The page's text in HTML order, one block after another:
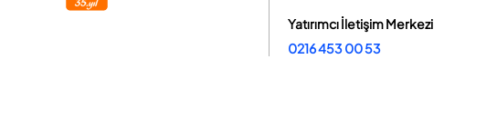
Yatırımcı İletişim Merkezi
0216 453 00 53